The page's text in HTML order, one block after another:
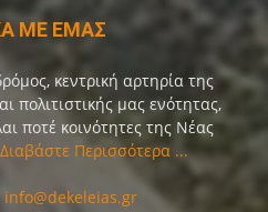
ΜΕ ΕΜΑΣ
κεντρική αρτηρία της
πολιτιστικής μας ενότητας,
ποτέ κοινότητες της Νέας
Διαβάστε Περισσότερα ...
info@dekeleias.gr